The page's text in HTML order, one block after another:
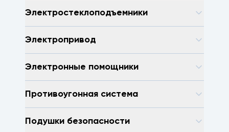
Электростеклоподъемники
Электропривод
Электронные помощники
Противоугонная система
Подушки безопасности